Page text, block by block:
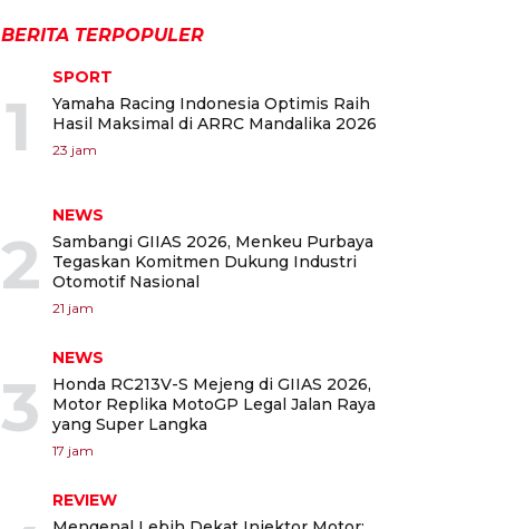
BERITA TERPOPULER
1
SPORT
Yamaha Racing Indonesia Optimis Raih
Hasil Maksimal di ARRC Mandalika 2026
23 jam
2
NEWS
Sambangi GIIAS 2026, Menkeu Purbaya
Tegaskan Komitmen Dukung Industri
Otomotif Nasional
21 jam
3
NEWS
Honda RC213V-S Mejeng di GIIAS 2026,
Motor Replika MotoGP Legal Jalan Raya
yang Super Langka
17 jam
REVIEW